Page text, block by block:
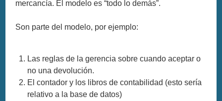
mercancía. El modelo es “todo lo demás”.
Son parte del modelo, por ejemplo:
Las reglas de la gerencia sobre cuando aceptar o
no una devolución.
El contador y los libros de contabilidad (esto sería
relativo a la base de datos)